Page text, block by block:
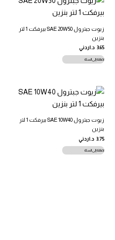
زيوت جبترول SAE 20W50 بيرفكت 1 لتر
بنزين
3.65 د.اردني
إضافة إلى السلة
زيوت جبترول SAE 10W40 بيرفكت 1 لتر
بنزين
3.75 د.اردني
إضافة إلى السلة